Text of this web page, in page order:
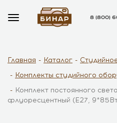
8 (800)
Главная Каталог
Комплекты студийного
Комплект постоянного
флуоресцентный (E27,